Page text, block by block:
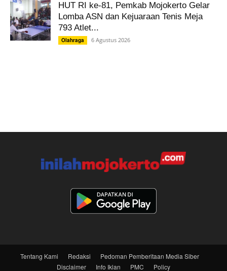
HUT RI ke-81, Pemkab Mojokerto Gelar
Lomba ASN dan Kejuaraan Tenis Meja
793 Atlet...
Olahraga 6 Agustus 2026
Tentang Kami Redaksi
Pedoman Pemberitaan Media Siber
Disclaimer
Info Iklan PMC Policy